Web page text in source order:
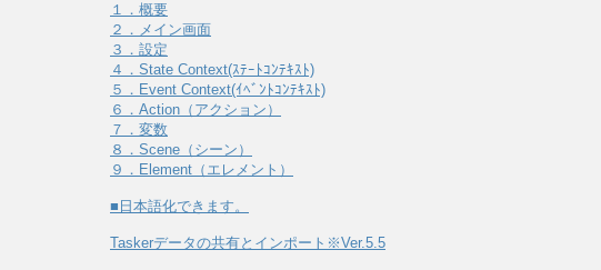
１．概要
２．メイン画面
３．設定
４．State Context(ｽﾃｰﾄｺﾝﾃｷｽﾄ)
５．Event Context(ｲﾍﾞﾝﾄｺﾝﾃｷｽﾄ)
６．Action（アクション）
７．変数
８．Scene（シーン）
９．Element（エレメント）
■日本語化できます。
Taskerデータの共有とインポート※Ver.5.5